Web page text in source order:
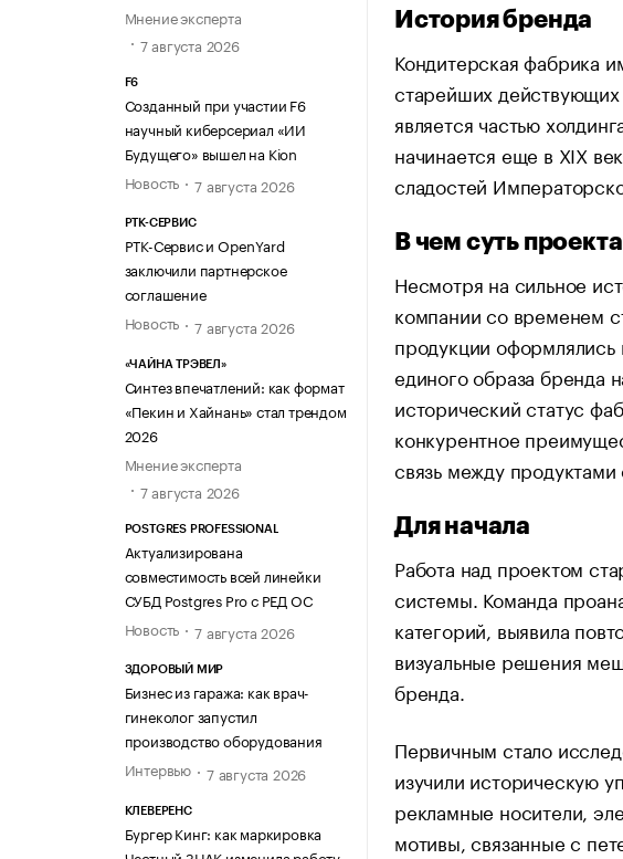
Мнение эксперта
7 августа 2026
F6
Созданный при участии F6
научный киберсериал «ИИ
Будущего» вышел на Kion
Новость
7 августа 2026
РТК-СЕРВИС
РТК-Сервис и OpenYard
заключили партнерское
соглашение
Новость
7 августа 2026
«ЧАЙНА ТРЭВЕЛ»
Синтез впечатлений: как формат
«Пекин и Хайнань» стал трендом
2026
Мнение эксперта
7 августа 2026
POSTGRES PROFESSIONAL
Актуализирована
совместимость всей линейки
СУБД Postgres Pro с РЕД ОС
Новость
7 августа 2026
ЗДОРОВЫЙ МИР
Бизнес из гаража: как врач-
гинеколог запустил
производство оборудования
Интервью
7 августа 2026
КЛЕВЕРЕНС
Бургер Кинг: как маркировка
История бренда
Кондитерская фабрика
старейших
является частью
начинается еще в XIX
сладостей
В чем суть проекта
Несмотря на сильное
компании со временем
продукции оформлялись
единого образа бренда
исторический статус
конкурентное
связь между продуктами
Для начала
Работа над проектом
системы. Команда
категорий, выявила
визуальные решения
бренда.
Первичным стало
изучили историческую
рекламные носители,
мотивы, связанные с